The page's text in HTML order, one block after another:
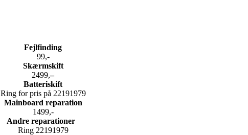
Fejlfinding
99,-
Skærmskift
2499,–
Batteriskift
Ring for pris på 22191979
Mainboard reparation
1499,-
Andre reparationer
Ring 22191979